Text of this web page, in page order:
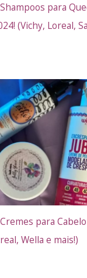
para
(Vichy, Loreal,
para
Wella e mais!)